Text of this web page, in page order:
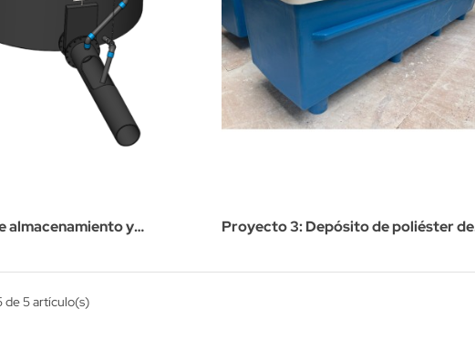
almacenamiento y
Proyecto 3: Depósito de poliéster de
de 5 artículo(s)